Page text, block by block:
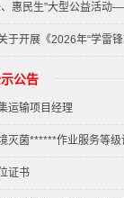
、惠民生”大型公益活动
于开展《2026年“学雷
公告
运输项目经理
灭菌******作业服务等级
证书